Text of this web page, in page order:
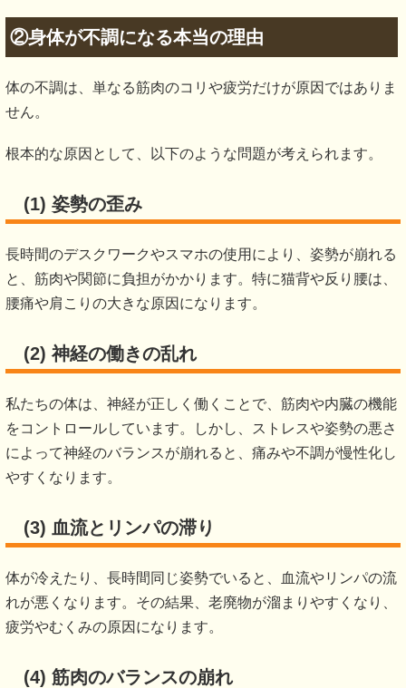
②身体が不調になる本当の理由
体の不調は、単なる筋肉のコリや疲労だけが原因ではありま
せん。
根本的な原因として、以下のような問題が考えられます。
(1) 姿勢の歪み
長時間のデスクワークやスマホの使用により、姿勢が崩れる
と、筋肉や関節に負担がかかります。特に猫背や反り腰は、
腰痛や肩こりの大きな原因になります。
(2) 神経の働きの乱れ
私たちの体は、神経が正しく働くことで、筋肉や内臓の機能
をコントロールしています。しかし、ストレスや姿勢の悪さ
によって神経のバランスが崩れると、痛みや不調が慢性化し
やすくなります。
(3) 血流とリンパの滞り
体が冷えたり、長時間同じ姿勢でいると、血流やリンパの流
れが悪くなります。その結果、老廃物が溜まりやすくなり、
疲労やむくみの原因になります。
(4) 筋肉のバランスの崩れ